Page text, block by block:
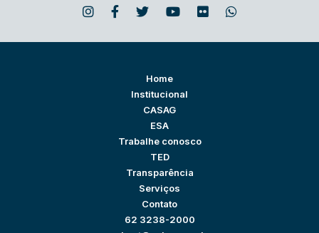
Home
Institucional
CASAG
ESA
Trabalhe conosco
TED
Transparência
Serviços
Contato
62 3238-2000